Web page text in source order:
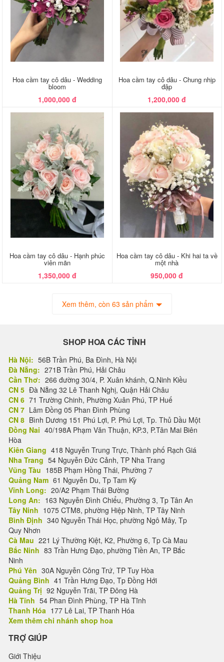
Hoa cầm tay cô dâu - Wedding
bloom
1,000,000 đ
Hoa cầm tay cô dâu - Chung nhịp
đập
1,200,000 đ
Hoa cầm tay cô dâu - Hạnh phúc
viên mãn
1,350,000 đ
Hoa cầm tay cô dâu - Khi hai ta về
một nhà
950,000 đ
Xem thêm, còn 63 sản phẩm
SHOP HOA CÁC TỈNH
Hà Nội: 56B Trần Phú, Ba Đình, Hà Nội
Đà Nẵng: 271B Trần Phú, Hải Châu
Cần Thơ: 266 đường 30/4, P. Xuân khánh, Q.Ninh Kiều
CN 5 Đà Nẵng 32 Lê Thanh Nghị, Quận Hải Châu
CN 6 71 Trường Chinh, Phường Xuân Phú, TP Huế
CN 7 Lâm Đồng 05 Phan Đình Phùng
CN 8 Bình Dương 151 Phú Lợi, P. Phú Lợi, Tp. Thủ Dầu Một
Đồng Nai 40/198A Phạm Văn Thuận, KP.3, P.Tân Mai Biên
Hòa
Kiên Giang 418 Nguyễn Trung Trực, Thành phố Rạch Giá
Nha Trang 54 Nguyễn Đức Cảnh, TP Nha Trang
Vũng Tàu 185B Phạm Hồng Thái, Phường 7
Quảng Nam 61 Nguyễn Du, Tp Tam Kỳ
Vĩnh Long: 20/A2 Phạm Thái Bường
Long An: 163 Nguyễn Đình Chiểu, Phường 3, Tp Tân An
Tây Ninh 1075 CTM8, phường Hiệp Ninh, TP Tây Ninh
Bình Định 340 Nguyễn Thái Học, phường Ngô Mây, Tp
Quy Nhơn
Cà Mau 221 Lý Thường Kiệt, K2, Phường 6, Tp Cà Mau
Bắc Ninh 83 Trần Hưng Đạo, phường Tiền An, TP Bắc
Ninh
Phú Yên 30A Nguyễn Công Trứ, TP Tuy Hòa
Quảng Bình 41 Trần Hưng Đạo, Tp Đồng Hới
Quảng Trị 92 Nguyễn Trãi, TP Đông Hà
Hà Tĩnh 54 Phan Đình Phùng, TP Hà Tĩnh
Thanh Hóa 177 Lê Lai, TP Thanh Hóa
Xem thêm chi nhánh shop hoa
TRỢ GIÚP
Giới Thiệu